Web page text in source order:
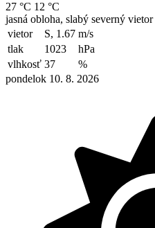
27 °C 12 °C
jasná obloha, slabý severný vietor
vietor
S, 1.67 m/s
tlak
1023
hPa
vlhkosť 37
%
pondelok 10. 8. 2026